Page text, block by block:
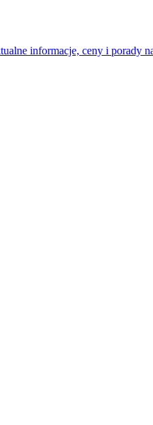
informacje, ceny i porady